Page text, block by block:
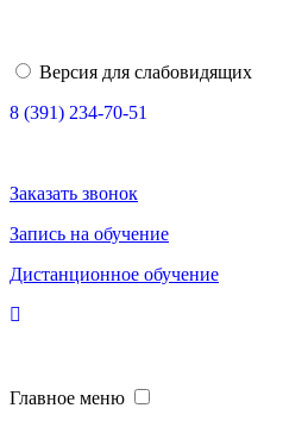
Версия для слабовидящих
8 (391) 234-70-51
Заказать звонок
Запись на обучение
Дистанционное обучение
Главное меню